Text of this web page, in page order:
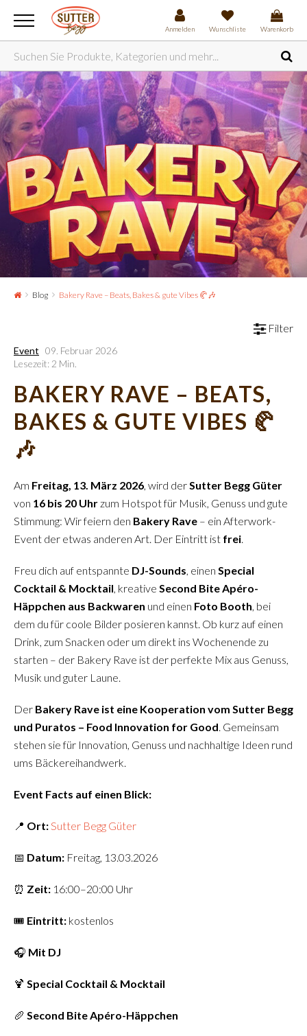
Anmelden Wunschliste Warenkorb
Blog Bakery Rave – Beats, Bakes & gute Vibes 🥐🎶
Filter
Event 09. Februar 2026
Lesezeit: 2 Min.
BAKERY RAVE – BEATS,
BAKES & GUTE VIBES 🥐
🎶
Am Freitag, 13. März 2026, wird derSutter Begg Güter
von 16 bis 20 Uhr zum Hotspot für Musik, Genuss und gute
Stimmung: Wir feiern den Bakery Rave – ein Afterwork-
Event der etwas anderen Art. Der Eintritt ist frei.
Freu dich auf entspannte DJ-Sounds, einen Special
Cocktail & Mocktail, kreative Second Bite Apéro-
Häppchen aus Backwaren und einen Foto Booth, bei
dem du für coole Bilder posieren kannst. Ob kurz auf einen
Drink, zum Snacken oder um direkt ins Wochenende zu
starten – der Bakery Rave ist der perfekte Mix aus Genuss,
Musik und guter Laune.
Der Bakery Rave ist eine Kooperation vom Sutter Begg
und Puratos – Food Innovation for Good. Gemeinsam
stehen sie für Innovation, Genuss und nachhaltige Ideen rund
ums Bäckereihandwerk.
Event Facts auf einen Blick:
📍 Ort:Sutter Begg Güter
📅 Datum: Freitag, 13.03.2026
⏰ Zeit: 16:00–20:00 Uhr
🎟️ Eintritt: kostenlos
🎧 Mit DJ
🍹 Special Cocktail & Mocktail
🥖 Second Bite Apéro-Häppchen